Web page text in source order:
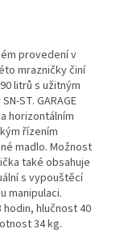
provedení v
mrazničky činí
litrů s užitným
ST. GARAGE
horizontálním
řízením
madlo. Možnost
také obsahuje
s vypouštěcí
manipulaci.
hlučnost 40
34 kg.